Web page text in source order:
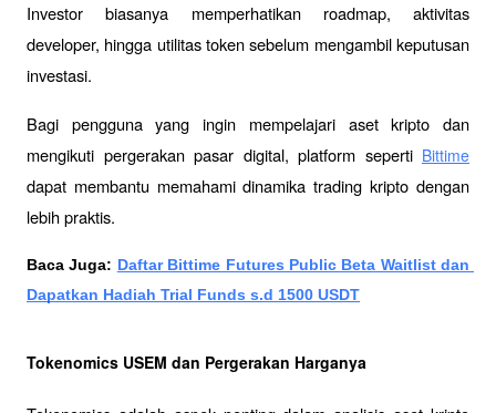
Investor biasanya memperhatikan roadmap, aktivitas
developer, hingga utilitas token sebelum mengambil keputusan
investasi.
Bagi pengguna yang ingin mempelajari aset kripto dan
mengikuti pergerakan pasar digital, platform seperti Bittime
dapat membantu memahami dinamika trading kripto dengan
lebih praktis.
Baca Juga: Daftar Bittime Futures Public Beta Waitlist dan
Dapatkan Hadiah Trial Funds s.d 1500 USDT
Tokenomics USEM dan Pergerakan Harganya